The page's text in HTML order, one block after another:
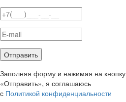
Заполняя форму и нажимая на кнопку
«Отправить», я соглашаюсь
с Политикой конфиденциальности